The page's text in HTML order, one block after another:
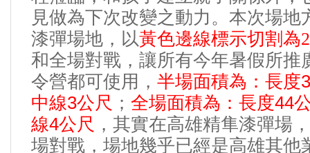
見做為下次改變之動力 。 本次場地
漆彈場地 ， 以黃色邊線標示切割為2
和全場對戰 ， 讓所有今年暑假所推
令營都可使用 ， 半場面積為 ： 長度
中線3公尺 ； 全場面積為 ： 長度44
線4公尺 ， 其實在高雄精隼漆彈場
場對戰 ，場地幾乎已經是高雄其他